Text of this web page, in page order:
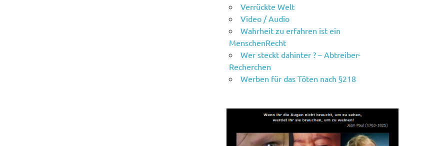
Verrückte Welt
Video / Audio
Wahrheit zu erfahren ist ein
MenschenRecht
Wer steckt dahinter ? – Abtreiber-
Recherchen
Werben für das Töten nach §218